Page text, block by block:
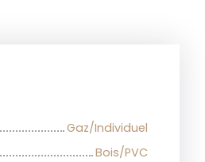
Gaz/Individuel
Bois/PVC